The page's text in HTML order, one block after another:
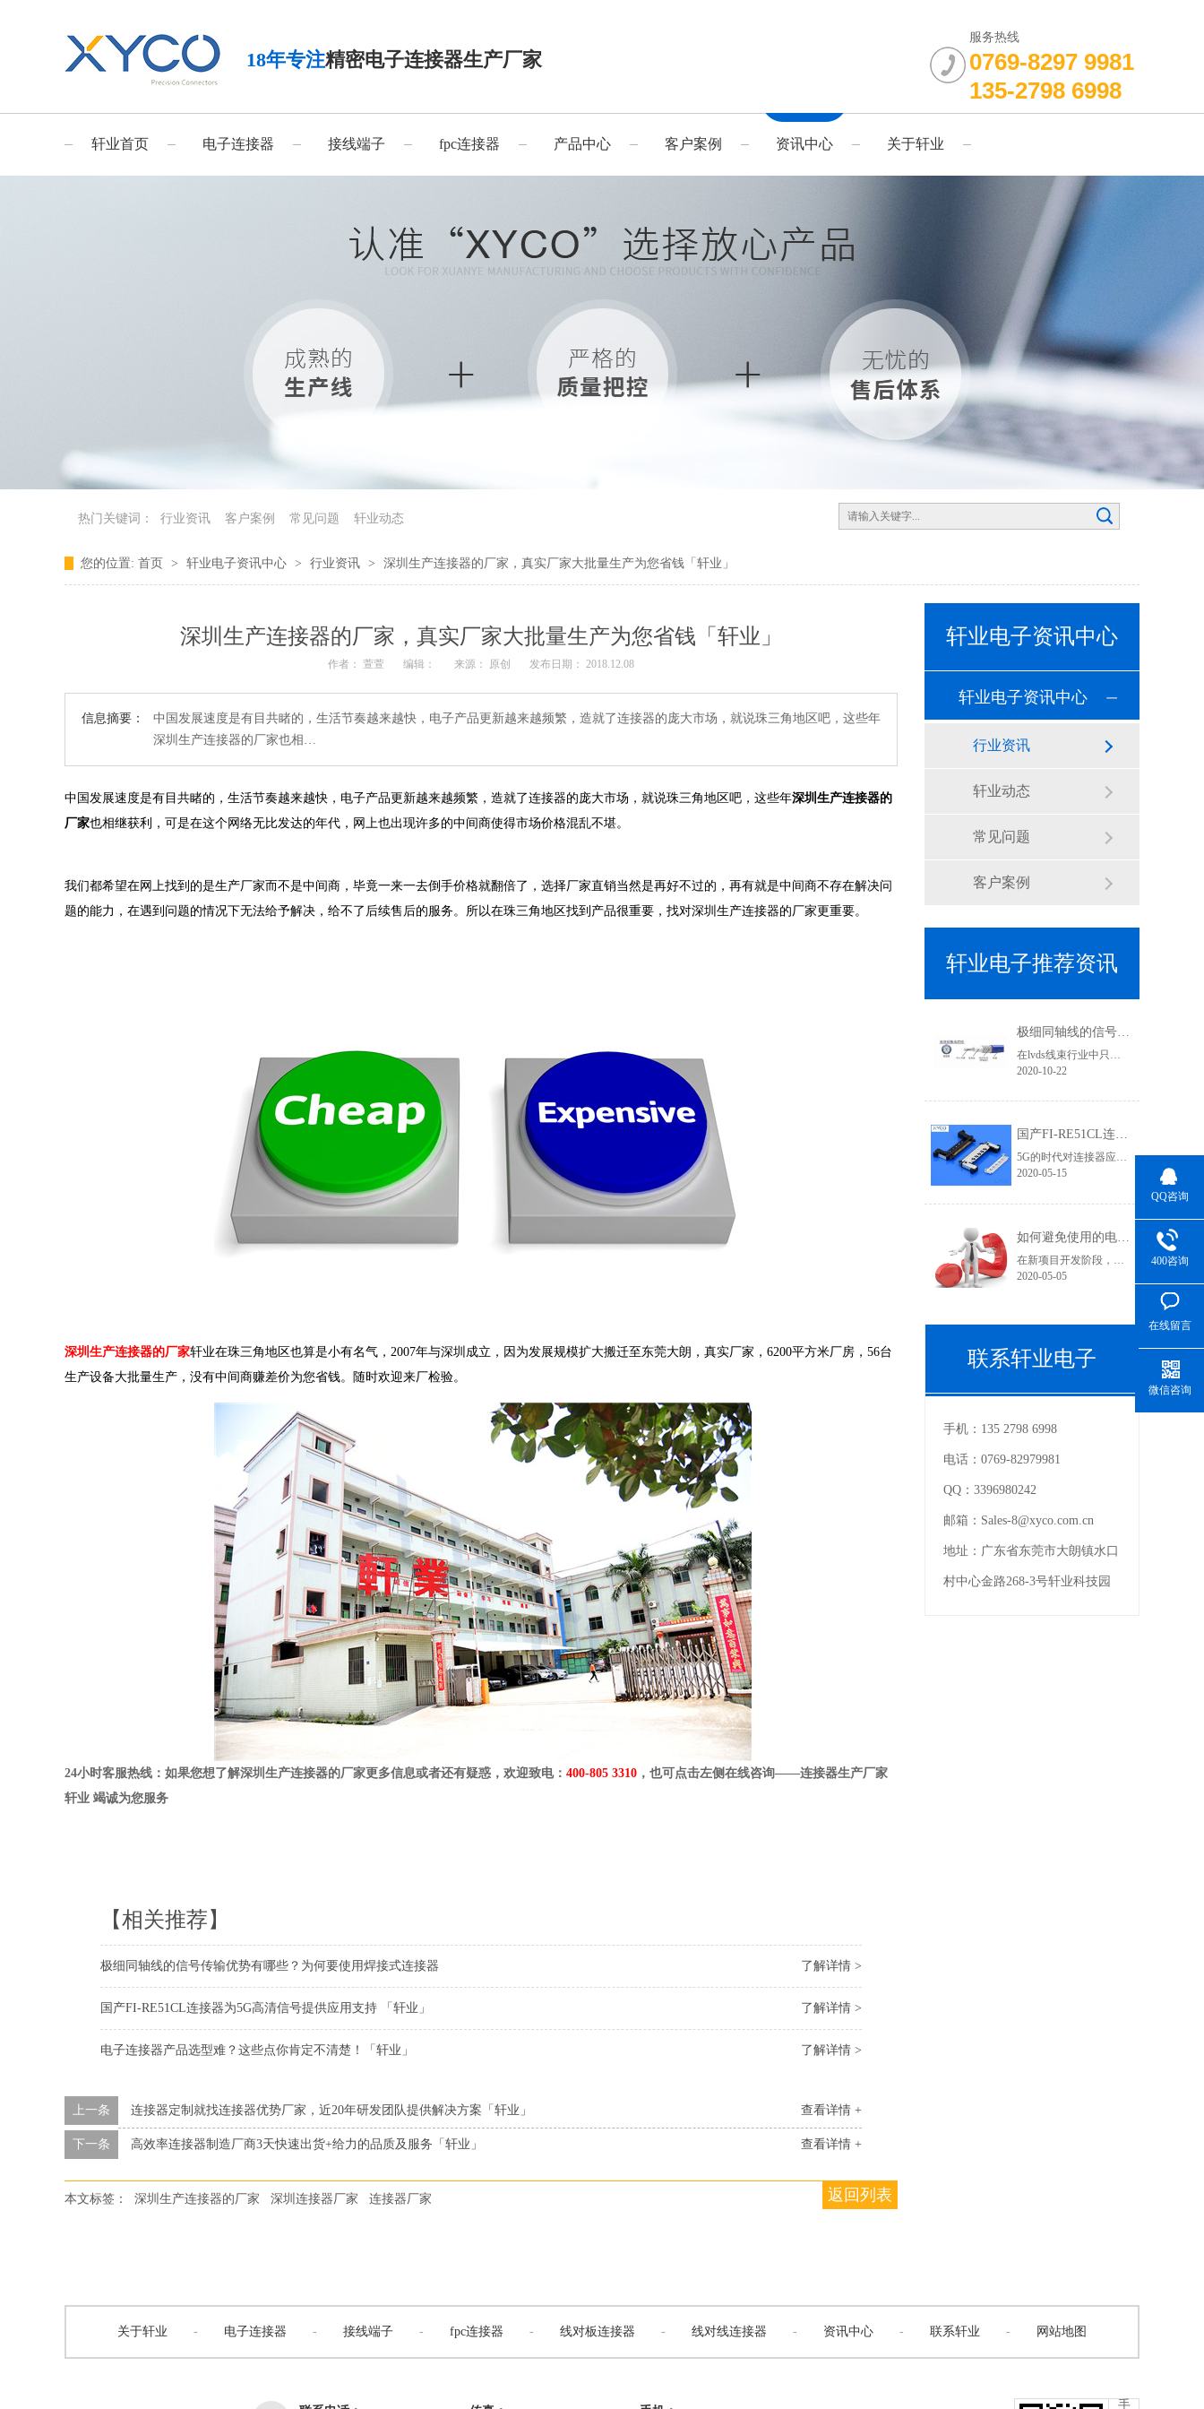
18年专注精密电子连接器生产厂家
服务热线
0769-8297 9981
135-2798 6998
轩业首页 电子连接器 接线端子 fpc连接器 产品中心 客户案例 资讯中心 关于轩业
热门关键词： 行业资讯 客户案例 常见问题 轩业动态
您的位置: 首页 > 轩业电子资讯中心 > 行业资讯 > 深圳生产连接器的厂家，真实厂家大批量生产为您省钱「轩业」
深圳生产连接器的厂家，真实厂家大批量生产为您省钱「轩业」
作者： 萱萱 编辑： 来源： 原创 发布日期： 2018.12.08
信息摘要：
中国发展速度是有目共睹的，生活节奏越来越快，电子产品更新越来越频繁，造就了连接器的庞大市场，就说珠三角地区吧，这些年
深圳生产连接器的厂家也相…
中国发展速度是有目共睹的，生活节奏越来越快，电子产品更新越来越频繁，造就了连接器的庞大市场，就说珠三角地区吧，这些年深圳生产连接器的
厂家也相继获利，可是在这个网络无比发达的年代，网上也出现许多的中间商使得市场价格混乱不堪。
我们都希望在网上找到的是生产厂家而不是中间商，毕竟一来一去倒手价格就翻倍了，选择厂家直销当然是再好不过的，再有就是中间商不存在解决问
题的能力，在遇到问题的情况下无法给予解决，给不了后续售后的服务。所以在珠三角地区找到产品很重要，找对深圳生产连接器的厂家更重要。
深圳生产连接器的厂家轩业在珠三角地区也算是小有名气，2007年与深圳成立，因为发展规模扩大搬迁至东莞大朗，真实厂家，6200平方米厂房，56台
生产设备大批量生产，没有中间商赚差价为您省钱。随时欢迎来厂检验。
24小时客服热线：如果您想了解深圳生产连接器的厂家更多信息或者还有疑惑，欢迎致电： 400-805 3310 ，也可点击左侧在线咨询——连接器生产厂家
轩业 竭诚为您服务
【相关推荐】
了解详情 >
极细同轴线的信号传输优势有哪些？为何要使用焊接式连接器
了解详情 >
国产FI-RE51CL连接器为5G高清信号提供应用支持 「轩业」
了解详情 >
电子连接器产品选型难？这些点你肯定不清楚！「轩业」
查看详情 +
上一条 连接器定制就找连接器优势厂家，近20年研发团队提供解决方案「轩业」
查看详情 +
下一条 高效率连接器制造厂商3天快速出货+给力的品质及服务「轩业」
返回列表
本文标签： 深圳生产连接器的厂家 深圳连接器厂家 连接器厂家
轩业电子资讯中心
轩业电子资讯中心
行业资讯
轩业动态
常见问题
客户案例
轩业电子推荐资讯
极细同轴线的信号传输优势有哪些？为何要使用焊接式连接器
在lvds线束行业中只要涉及到高清信号传输、屏蔽效果要求高的线束基本上都会用到极细同轴线，其利用HotBar设备进行焊接加工，两端的接头基本就是焊接式连接器类型了,那使用极细同轴线的优势有哪些？
2020-10-22
国产FI-RE51CL连接器为5G高清信号提供应用支持 「轩业」
5G的时代对连接器应用要求更加严苛，无论是在高清信号、传输速率、屏蔽要求等层次都需要更加专业，优良的品质才能有完美的视觉体验和产品竞争力。在液晶屏线领域，相信对此款lvd连接器一定不陌生，它就是FI-RE连接器系列。它有三个规格：穿端子款、FFC款、焊接款。在4K/8K高清领域对信号干扰、屏蔽效果的要求不仅体现......
2020-05-15
如何避免使用的电子连接器型号在采购和货期上不受影响？
在新项目开发阶段，很多采购人员在工作中可能都会遇到这样一个问题，工程师罗列出来的产品型号在索样上都困难重重，直到小批量试产时不是没有现货就是货期长。看到这里您可能在想曾经自己也经历过或正在经历之中，为什么会出现这种情况呢？随着电子产品结构的变化，电子连接器的更替也是比较快的。连接器在销售过程中......
2020-05-05
联系轩业电子
手机： 135 2798 6998
电话： 0769-82979981
QQ： 3396980242
邮箱： Sales-8@xyco.com.cn
地址： 广东省东莞市大朗镇水口
村中心金路268-3号轩业科技园
关于轩业 - 电子连接器 - 接线端子 - fpc连接器 - 线对板连接器 - 线对线连接器 - 资讯中心 - 联系轩业 - 网站地图
手
QQ咨询
400咨询
在线留言
微信咨询